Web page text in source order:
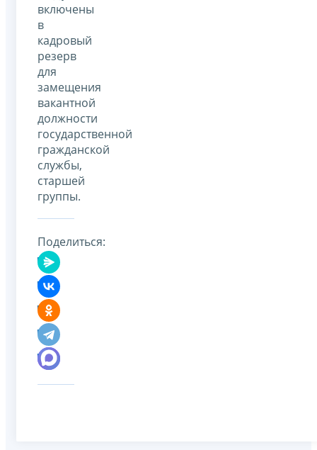
включены
в
кадровый
резерв
для
замещения
вакантной
должности
государственной
гражданской
службы,
старшей
группы.
Поделиться: